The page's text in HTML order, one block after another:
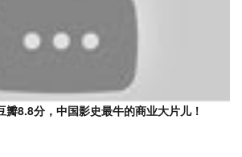
瓣8.8分，中国影史最牛的商业大片儿！